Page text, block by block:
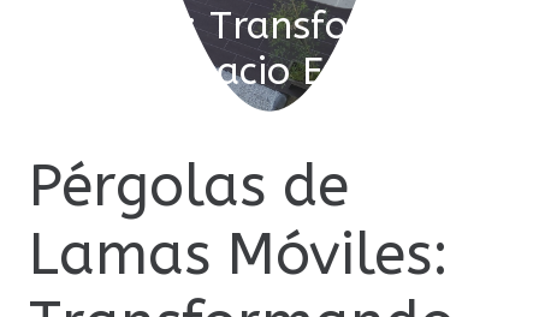
Móviles: Transformando
Tu Espacio Exterior
Pérgolas de
Lamas Móviles: